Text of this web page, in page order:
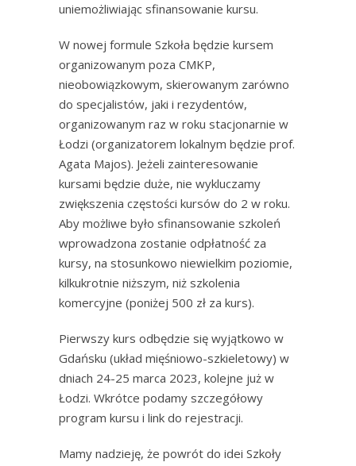
uniemożliwiając sfinansowanie kursu.
W nowej formule Szkoła będzie kursem
organizowanym poza CMKP,
nieobowiązkowym, skierowanym zarówno
do specjalistów, jaki i rezydentów,
organizowanym raz w roku stacjonarnie w
Łodzi (organizatorem lokalnym będzie prof.
Agata Majos). Jeżeli zainteresowanie
kursami będzie duże, nie wykluczamy
zwiększenia częstości kursów do 2 w roku.
Aby możliwe było sfinansowanie szkoleń
wprowadzona zostanie odpłatność za
kursy, na stosunkowo niewielkim poziomie,
kilkukrotnie niższym, niż szkolenia
komercyjne (poniżej 500 zł za kurs).
Pierwszy kurs odbędzie się wyjątkowo w
Gdańsku (układ mięśniowo-szkieletowy) w
dniach 24-25 marca 2023, kolejne już w
Łodzi. Wkrótce podamy szczegółowy
program kursu i link do rejestracji.
Mamy nadzieję, że powrót do idei Szkoły